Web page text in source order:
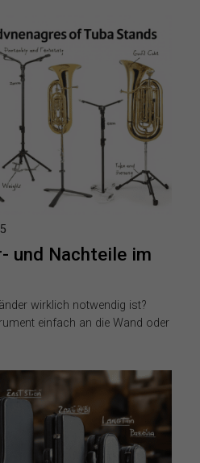
und Nachteile im
wirklich notwendig ist?
einfach an die Wand oder